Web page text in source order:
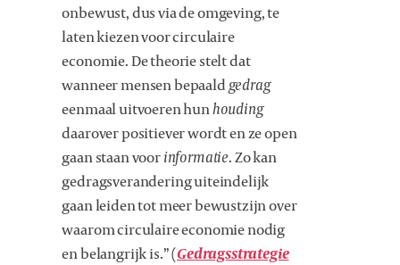
onbewust, dus via de omgeving, te
laten kiezen voor circulaire
economie. De theorie stelt dat
wanneer mensen bepaaldgedrag
eenmaal uitvoeren hunhouding
daarover positiever wordt en ze open
gaan staan voorinformatie. Zo kan
gedragsverandering uiteindelijk
gaan leiden tot meer bewustzijn over
waarom circulaire economie nodig
en belangrijk is.” (Gedragsstrategie